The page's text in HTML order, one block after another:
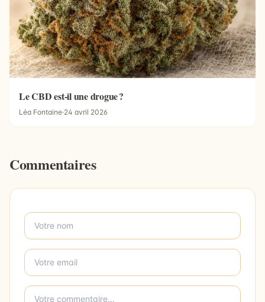
Le CBD est-il une drogue ?
Léa Fontaine·24 avril 2026
Commentaires